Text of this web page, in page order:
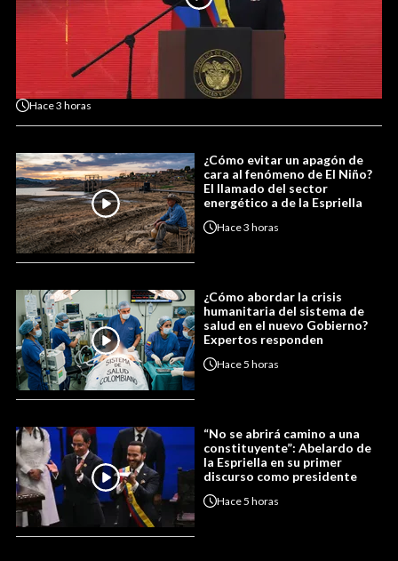
Hace3 horas
¿Cómo evitar un apagón de
cara al fenómeno de El Niño?
El llamado del sector
energético a de la Espriella
Hace3 horas
¿Cómo abordar la crisis
humanitaria del sistema de
salud en el nuevo Gobierno?
Expertos responden
Hace5 horas
“No se abrirá camino a una
constituyente”: Abelardo de
la Espriella en su primer
discurso como presidente
Hace5 horas